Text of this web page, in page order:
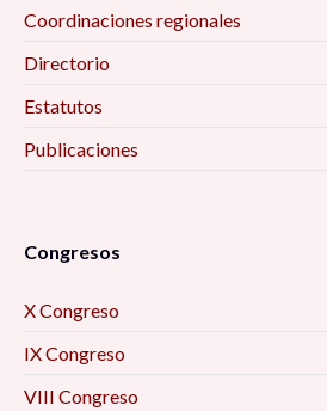
Coordinaciones regionales
Directorio
Estatutos
Publicaciones
Congresos
X Congreso
IX Congreso
VIII Congreso